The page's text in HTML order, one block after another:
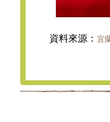
資料來源：宜